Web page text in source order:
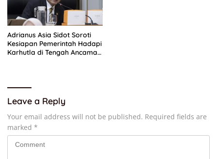
Adrianus Asia Sidot Soroti
Kesiapan Pemerintah Hadapi
Karhutla di Tengah Ancaman
Leave a Reply
Your email address will not be published. Required fields are
marked *